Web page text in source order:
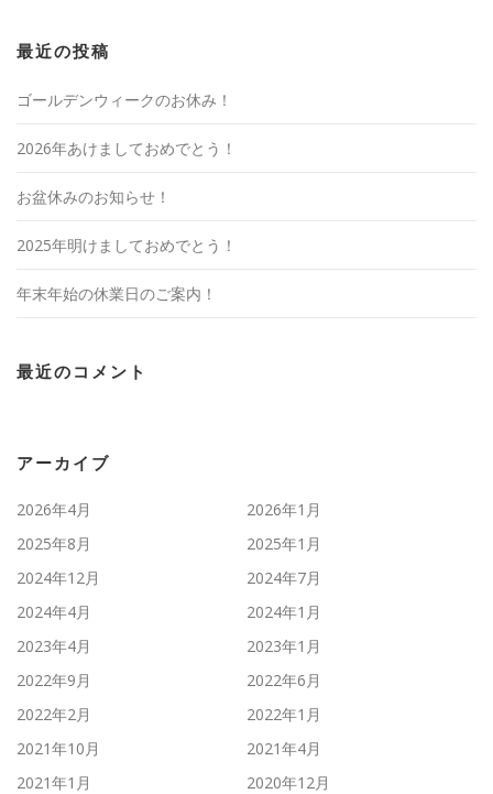
最近の投稿
ゴールデンウィークのお休み！
2026年あけましておめでとう！
お盆休みのお知らせ！
2025年明けましておめでとう！
年末年始の休業日のご案内！
最近のコメント
アーカイブ
2026年4月
2026年1月
2025年8月
2025年1月
2024年12月
2024年7月
2024年4月
2024年1月
2023年4月
2023年1月
2022年9月
2022年6月
2022年2月
2022年1月
2021年10月
2021年4月
2021年1月
2020年12月